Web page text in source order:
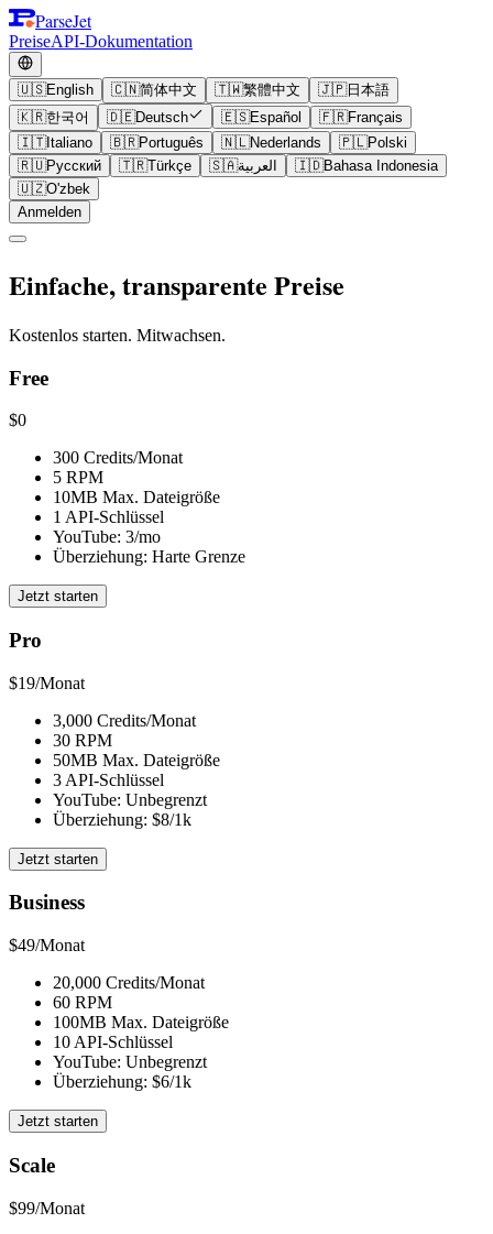
ParseJet
PreiseAPI-Dokumentation
🇺🇸English 🇨🇳简体中文 🇹🇼繁體中文 🇯🇵日本語
🇰🇷한국어 🇩🇪Deutsch 🇪🇸Español 🇫🇷Français
🇮🇹Italiano 🇧🇷Português 🇳🇱Nederlands 🇵🇱Polski
🇷🇺Русский 🇹🇷Türkçe 🇸🇦العربية 🇮🇩Bahasa Indonesia
🇺🇿O'zbek
Anmelden
Einfache, transparente Preise
Kostenlos starten. Mitwachsen.
Free
$0
300 Credits/Monat
5 RPM
10MB Max. Dateigröße
1 API-Schlüssel
YouTube: 3/mo
Überziehung: Harte Grenze
Jetzt starten
Pro
$19/Monat
3,000 Credits/Monat
30 RPM
50MB Max. Dateigröße
3 API-Schlüssel
YouTube: Unbegrenzt
Überziehung: $8/1k
Jetzt starten
Business
$49/Monat
20,000 Credits/Monat
60 RPM
100MB Max. Dateigröße
10 API-Schlüssel
YouTube: Unbegrenzt
Überziehung: $6/1k
Jetzt starten
Scale
$99/Monat